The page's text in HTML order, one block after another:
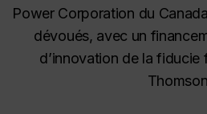
Power Corporation du
dévoués, avec un
d’innovation de la fiducie